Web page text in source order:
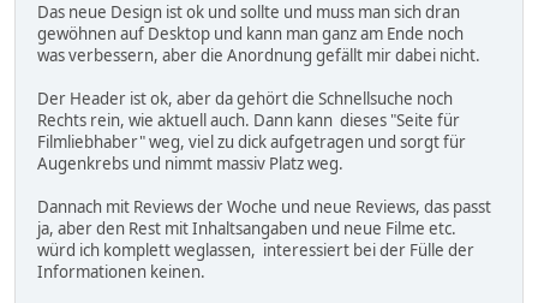
Das neue Design ist ok und sollte und muss man sich dran
gewöhnen auf Desktop und kann man ganz am Ende noch
was verbessern, aber die Anordnung gefällt mir dabei nicht.
Der Header ist ok, aber da gehört die Schnellsuche noch
Rechts rein, wie aktuell auch. Dann kann dieses "Seite für
Filmliebhaber" weg, viel zu dick aufgetragen und sorgt für
Augenkrebs und nimmt massiv Platz weg.
Dannach mit Reviews der Woche und neue Reviews, das passt
ja, aber den Rest mit Inhaltsangaben und neue Filme etc.
würd ich komplett weglassen, interessiert bei der Fülle der
Informationen keinen.